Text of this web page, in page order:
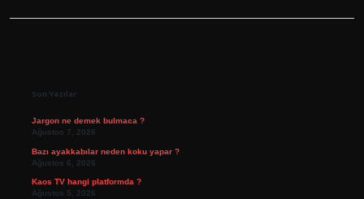
Son Yazılar
Jargon ne demek bulmaca ?
Ağustos 7, 2026
Bazı ayakkabılar neden koku yapar ?
Ağustos 6, 2026
Kaos TV hangi platformda ?
Ağustos 5, 2026